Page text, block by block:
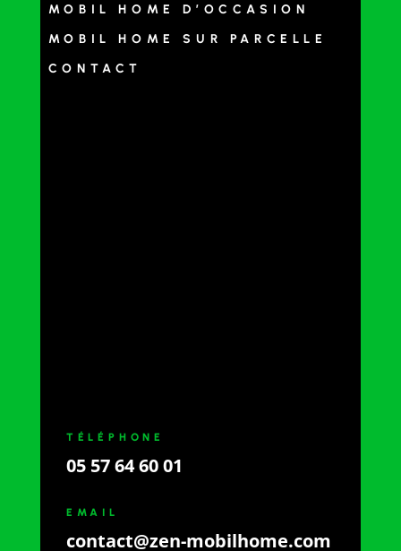
MOBIL HOME D’OCCASION
MOBIL HOME SUR PARCELLE
CONTACT
TÉLÉPHONE
05 57 64 60 01
EMAIL
contact@zen-mobilhome.com